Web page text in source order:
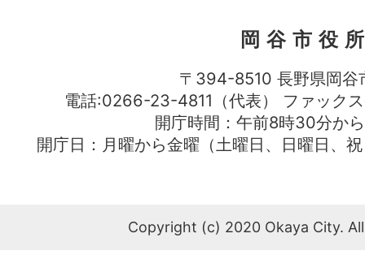
岡谷市役
〒394-8510 長野県岡谷
電話:0266-23-4811（代表） ファッ
開庁時間：午前8時30分か
開庁日：月曜から金曜（土曜日、日曜日、
Copyright (c) 2020 Okaya City.